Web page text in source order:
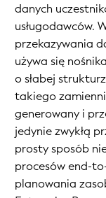
danych
usługodawców.
przekazywania
używa się
o słabej
takiego
generowany i
jedynie zwykłą
prosty sposób
procesów end-
planowania